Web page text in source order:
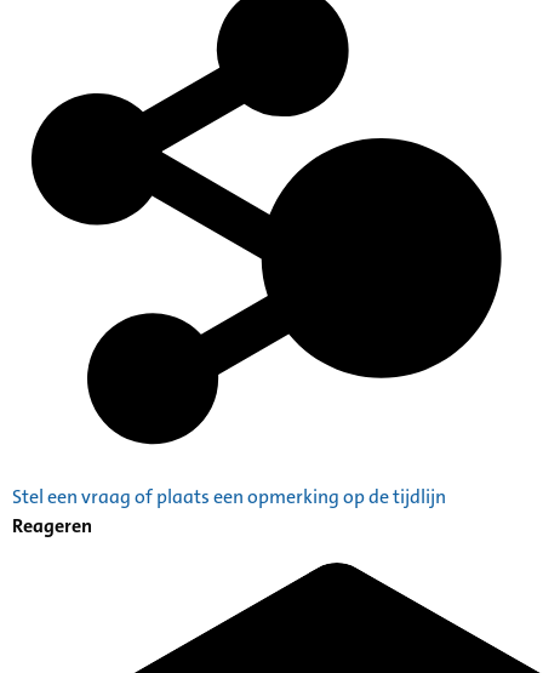
Stel een vraag of plaats een opmerking op de tijdlijn
Reageren